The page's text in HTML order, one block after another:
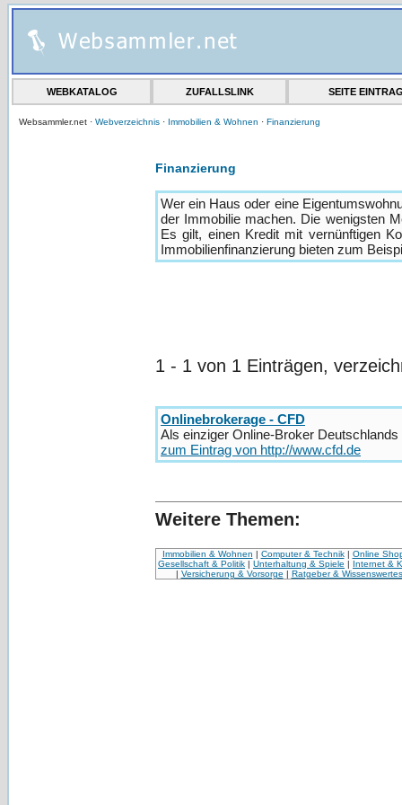
WEBKATALOG ZUFALLSLINK SEITE
Websammler.net · Webverzeichnis · Immobilien & Wohnen · Finanzierung
Finanzierung
Wer ein Haus oder eine
der Immobilie machen. Die wenigsten
Es gilt, einen Kredit mit vernünftigen
Immobilienfinanzierung bieten zum
1 - 1 von 1 Einträgen,
Onlinebrokerage - CFD
Als einziger Online-Broker
zum Eintrag von http://www.cfd.de
Weitere Themen:
Immobilien & Wohnen | Computer & Technik| Online
Gesellschaft & Politik | Unterhaltung & Spiele | Internet &
| Versicherung & Vorsorge | Ratgeber & Wissenswertes